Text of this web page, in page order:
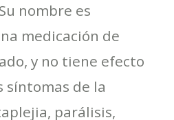
nombre es
medicación de
y no tiene efecto
síntomas de la
parálisis,